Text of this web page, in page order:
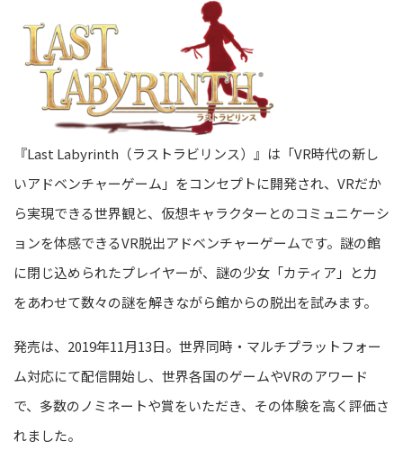
『Last Labyrinth（ラストラビリンス）』は「VR時代の新し
いアドベンチャーゲーム」をコンセプトに開発され、VRだか
ら実現できる世界観と、仮想キャラクターとのコミュニケーシ
ョンを体感できるVR脱出アドベンチャーゲームです。謎の館
に閉じ込められたプレイヤーが、謎の少女「カティア」と力
をあわせて数々の謎を解きながら館からの脱出を試みます。
発売は、2019年11月13日。世界同時・マルチプラットフォー
ム対応にて配信開始し、世界各国のゲームやVRのアワード
で、多数のノミネートや賞をいただき、その体験を高く評価さ
れました。